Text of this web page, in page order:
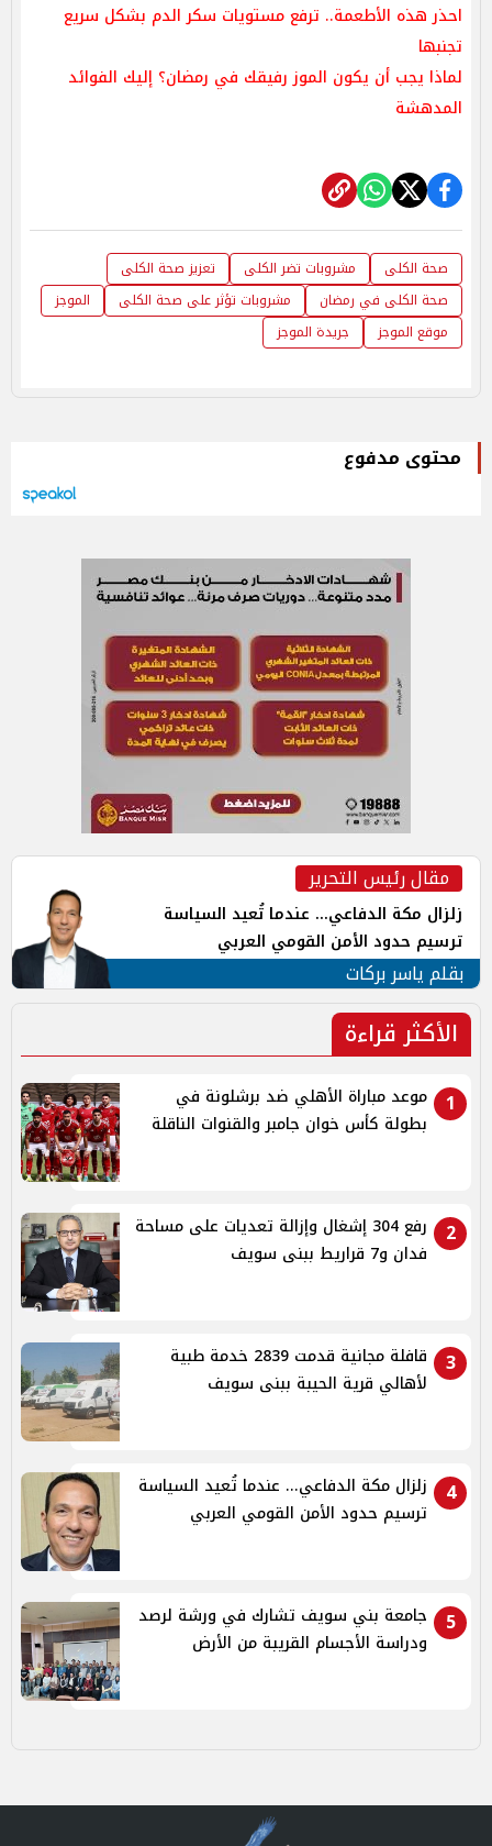
احذر هذه الأطعمة.. ترفع مستويات سكر الدم بشكل سريع
تجنبها
لماذا يجب أن يكون الموز رفيقك في رمضان؟ إليك الفوائد
المدهشة
صحة الكلى مشروبات تضر الكلى
تعزيز صحة الكلى
صحة الكلى في رمضان
مشروبات تؤثر على صحة الكلى
الموجز
موقع الموجز
جريدة الموجز
محتوى مدفوع
مقال رئيس التحرير
زلزال مكة الدفاعي... عندما تُعيد السياسة
ترسيم حدود الأمن القومي العربي
بقلم ياسر بركات
الأكثر قراءة
1
موعد مباراة الأهلي ضد برشلونة في
بطولة كأس خوان جامبر والقنوات الناقلة
2
رفع 304 إشغال وإزالة تعديات على مساحة
فدان و7 قراريط ببنى سويف
3
قافلة مجانية قدمت 2839 خدمة طبية
لأهالي قرية الحيبة ببنى سويف
4
زلزال مكة الدفاعي... عندما تُعيد السياسة
ترسيم حدود الأمن القومي العربي
5
جامعة بني سويف تشارك في ورشة لرصد
ودراسة الأجسام القريبة من الأرض